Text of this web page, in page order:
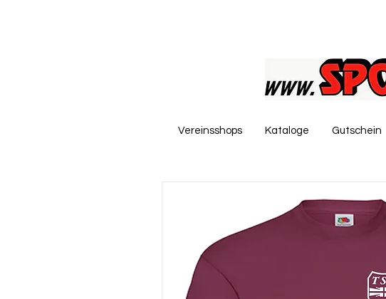
Vereinsshops Kataloge Gutschein